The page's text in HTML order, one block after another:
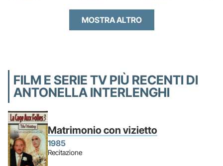
MOSTRA ALTRO
FILM E SERIE TV PIÙ RECENTI DI
ANTONELLA INTERLENGHI
Matrimonio con vizietto
1985
Recitazione